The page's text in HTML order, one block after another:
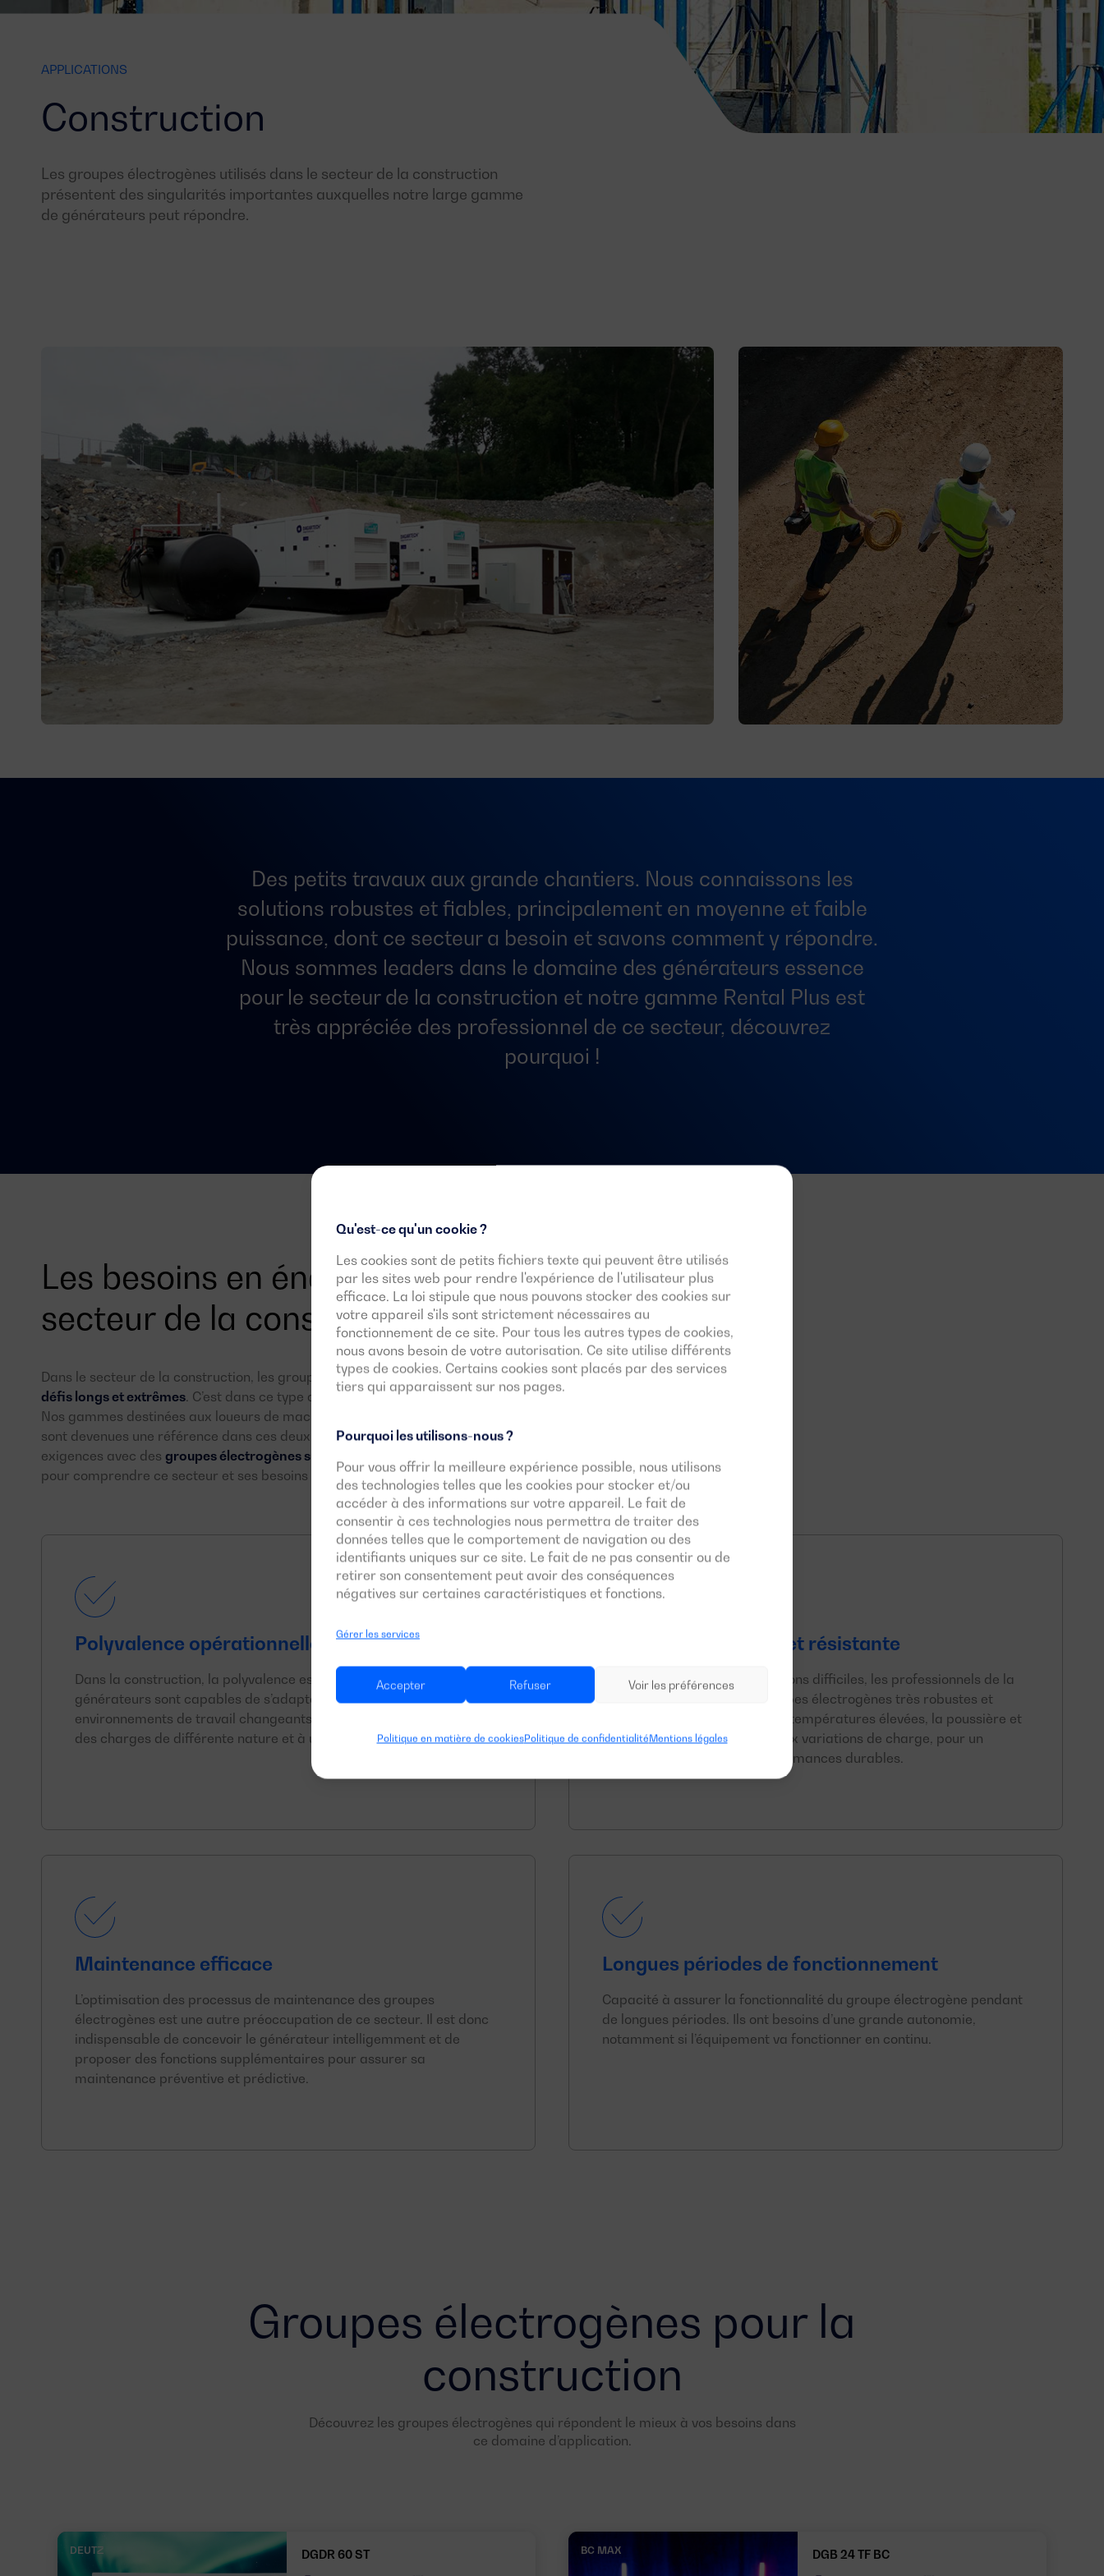
Qu'est-ce qu'un cookie ?
Les cookies sont de petits fichiers texte qui peuvent être utilisés
par les sites web pour rendre l'expérience de l'utilisateur plus
efficace. La loi stipule que nous pouvons stocker des cookies sur
votre appareil s'ils sont strictement nécessaires au
fonctionnement de ce site. Pour tous les autres types de cookies,
nous avons besoin de votre autorisation. Ce site utilise différents
types de cookies. Certains cookies sont placés par des services
tiers qui apparaissent sur nos pages.
Pourquoi les utilisons-nous ?
Pour vous offrir la meilleure expérience possible, nous utilisons
des technologies telles que les cookies pour stocker et/ou
accéder à des informations sur votre appareil. Le fait de
consentir à ces technologies nous permettra de traiter des
données telles que le comportement de navigation ou des
identifiants uniques sur ce site. Le fait de ne pas consentir ou de
retirer son consentement peut avoir des conséquences
négatives sur certaines caractéristiques et fonctions.
Gérer les services
Accepter Refuser Voir les préférences
Politique en matière de cookiesPolitique de confidentialitéMentions légales
APPLICATIONS
Construction
Les groupes électrogènes utilisés dans le secteur de la construction
présentent des singularités importantes auxquelles notre large gamme
de générateurs peut répondre.
Des petits travaux aux grande chantiers. Nous connaissons les
solutions robustes et fiables, principalement en moyenne et faible
puissance, dont ce secteur a besoin et savons comment y répondre.
Nous sommes leaders dans le domaine des générateurs essence
pour le secteur de la construction et notre gamme Rental Plus est
très appréciée des professionnel de ce secteur, découvrez
pourquoi !
Les besoins en énergie dans le
secteur de la construction
Dans le secteur de la construction, les groupes électrogènes sont confrontés à des
défis longs et extrêmes. C’est dans ce type de travaux intensifs que nous évoluons.
Nos gammes destinées aux loueurs de machinerie et de matériel de construction
sont devenues une référence dans ces deux secteurs, en satisfaisant leurs
exigences avec des groupes électrogènes sur mesure
pour comprendre ce secteur et ses besoins :
Polyvalence opérationnelle
Dans la construction, la polyvalence est indispensable. Nos
générateurs sont capables de s’adapter aisément à des
environnements de travail changeants et exigeants, de faire face à
des charges de différente nature et à une utilisation continue.
Conception robuste et résistante
Étant confrontés à des conditions difficiles, les professionnels de la
construction exigent des groupes électrogènes très robustes et
résistants, qui supportent des températures élevées, la poussière et
la saleté, et réagissent bien aux variations de charge, pour un
groupe électrogène aux performances durables.
Maintenance efficace
L’optimisation des processus de maintenance des groupes
électrogènes est une autre préoccupation de ce secteur. Il est donc
indispensable de concevoir le générateur intelligemment et de
proposer des fonctions supplémentaires pour assurer sa
maintenance préventive et prédictive.
Longues périodes de fonctionnement
Capacité à assurer la fonctionnalité du groupe électrogène pendant
de longues périodes. Ils ont besoins d’une grande autonomie,
notamment si l’équipement va fonctionner en continu.
Groupes électrogènes pour la
construction
Découvrez les groupes électrogènes qui répondent le mieux à vos besoins dans
ce domaine d’application.
DEUTZ DGDR 60 ST BC MAX DGB 24 TF BC